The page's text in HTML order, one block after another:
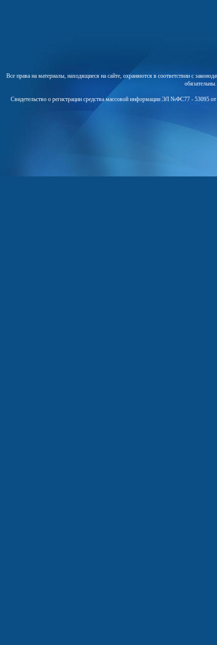
Все права на материалы, находящиеся на сайте, охраняются в соответствии с
Свидетельство о регистрации средства массовой информации ЭЛ №ФС77 - 53095